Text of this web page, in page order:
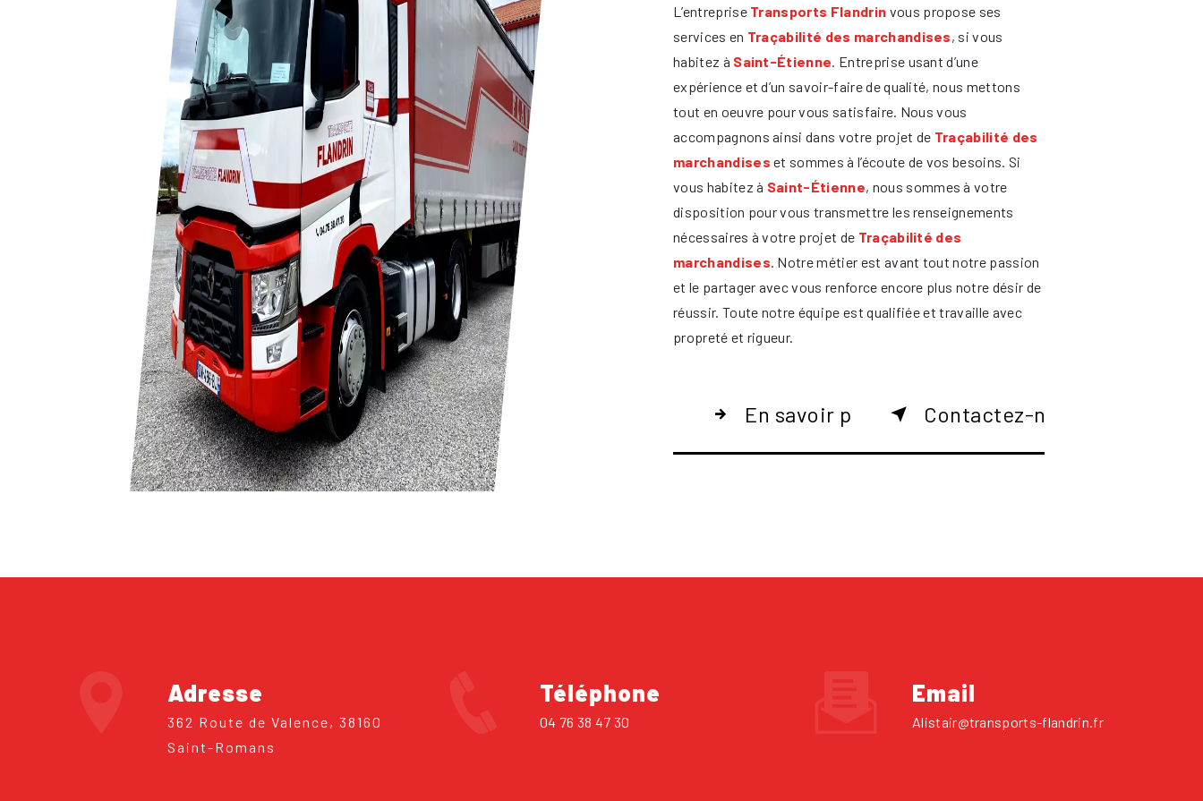
L’entreprise Transports Flandrin vous propose ses
services en Traçabilité des marchandises, si vous
habitez à Saint-Étienne. Entreprise usant d’une
expérience et d’un savoir-faire de qualité, nous mettons
tout en oeuvre pour vous satisfaire. Nous vous
accompagnons ainsi dans votre projet de Traçabilité des
marchandises et sommes à l’écoute de vos besoins. Si
vous habitez à Saint-Étienne, nous sommes à votre
disposition pour vous transmettre les renseignements
nécessaires à votre projet de Traçabilité des
marchandises. Notre métier est avant tout notre passion
et le partager avec vous renforce encore plus notre désir de
réussir. Toute notre équipe est qualifiée et travaille avec
propreté et rigueur.
En savoir plus Contactez-nous
Adresse
362 Route de Valence, 38160
Saint-Romans
Téléphone
04 76 38 47 30
Email
alistair@transports-flandrin.fr